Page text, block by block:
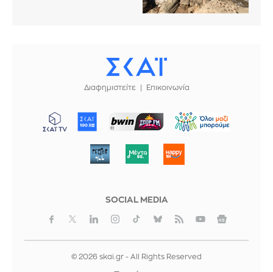
Διαφημιστείτε Επικοινωνία
ΜΠΟΡΟΥΜΕ
SOCIAL MEDIA
© 2026 skai.gr - All Rights Reserved